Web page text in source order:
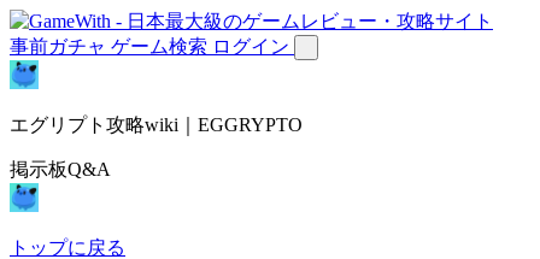
事前ガチャ ゲーム検索 ログイン
エグリプト攻略wiki｜EGGRYPTO
掲示板Q&A
トップに戻る